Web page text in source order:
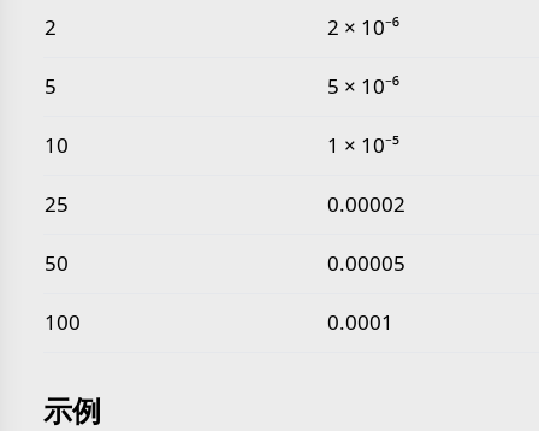
2 2 × 10⁻⁶
5 5 × 10⁻⁶
10 1 × 10⁻⁵
25 0.00002
50 0.00005
100 0.0001
示例